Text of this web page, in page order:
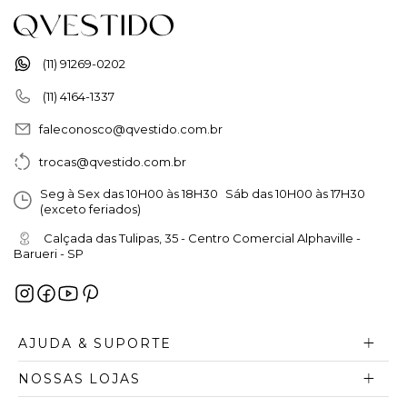
(11) 91269-0202
(11) 4164-1337
faleconosco@qvestido.com.br
trocas@qvestido.com.br
Seg à Sex das 10H00 às 18H30 Sáb das 10H00 às 17H30
(exceto feriados)
Calçada das Tulipas, 35 - Centro Comercial Alphaville -
Barueri - SP
AJUDA & SUPORTE
NOSSAS LOJAS